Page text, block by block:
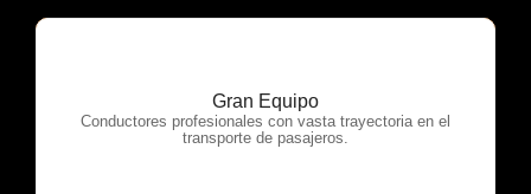
Gran Equipo
Conductores profesionales con vasta trayectoria en el
transporte de pasajeros.
OTP Servicios